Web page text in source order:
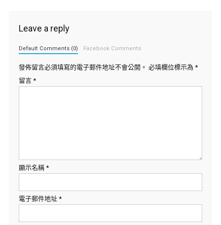
Leave a reply
Default Comments (0) Facebook Comments
發佈留言必須填寫的電子郵件地址不會公開。 必填欄位標示為 *
留言 *
顯示名稱 *
電子郵件地址 *